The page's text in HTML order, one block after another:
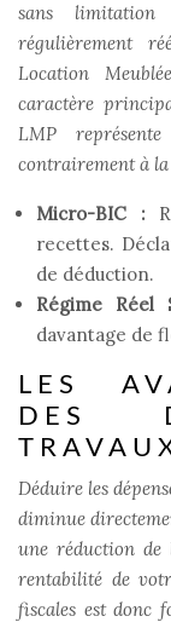
sans
régulièrement
Location
caractère
LMP
contrairement à la
Micro-BIC :
recettes.
de déduction.
Régime Réel
davantage de
LES
DES
Déduire les
diminue
une réduction
rentabilité de
fiscales est donc